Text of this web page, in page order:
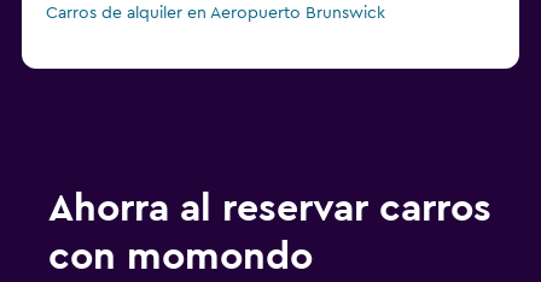
Carros de alquiler en Aeropuerto Brunswick
Ahorra al reservar carros
con momondo